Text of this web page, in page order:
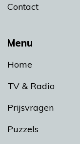
Menu
Home
TV & Radio
Prijsvragen
Puzzels
Contact